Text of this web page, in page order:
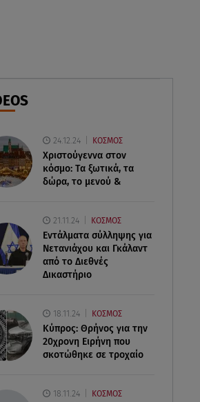
, 09:13
φόρεσε στολή
στην Κύθνο
24.12.24 ΚΟΣΜΟΣ
Χριστούγεννα στον
κόσμο: Tα ξωτικά, τα
δώρα, το μενού &
21.11.24 ΚΟΣΜΟΣ
Εντάλματα σύλληψης για
Νετανιάχου και Γκάλαντ
από το Διεθνές
Δικαστήριο
18.11.24 ΚΟΣΜΟΣ
Κύπρος: Θρήνος για την
20χρονη Ειρήνη που
σκοτώθηκε σε τροχαίο
18.11.24 ΚΟΣΜΟΣ